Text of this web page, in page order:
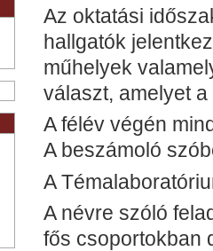
Az oktatási
hallgatók
műhelyek
választ, amelyet
A félév végén
A beszámoló
A
A névre szóló
fős csoportokban